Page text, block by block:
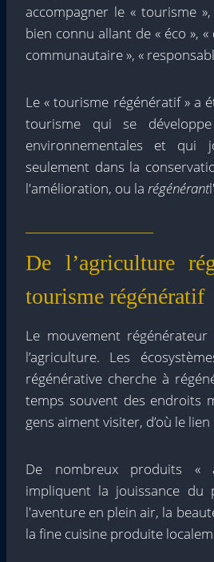
accompagner le « tourisme
bien connu allant de « éco », «
communautaire », «
Le « tourisme régénératif » a
tourisme qui se
environnementales et
seulement dans la
l'amélioration, ou la régénérant
De l’agriculture
tourisme régénératif
Le mouvement
l’agriculture. Les
régénérative cherche à
temps souvent des endroits
gens aiment visiter, d’où le
De nombreux produits «
impliquent la jouissance du
l'aventure en plein air, la
la fine cuisine produite